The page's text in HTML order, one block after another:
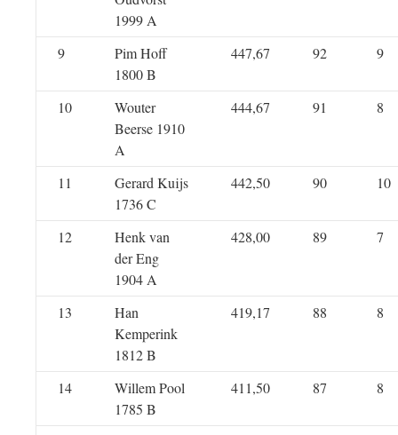
1999 A
9
Pim Hoff
1800 B
447,67 92 9
10
Wouter
Beerse 1910
A
444,67 91 8
11
Gerard Kuijs
1736 C
442,50 90 10
12
Henk van
der Eng
1904 A
428,00 89 7
13
Han
Kemperink
1812 B
419,17 88 8
14
Willem Pool
1785 B
411,50 87 8